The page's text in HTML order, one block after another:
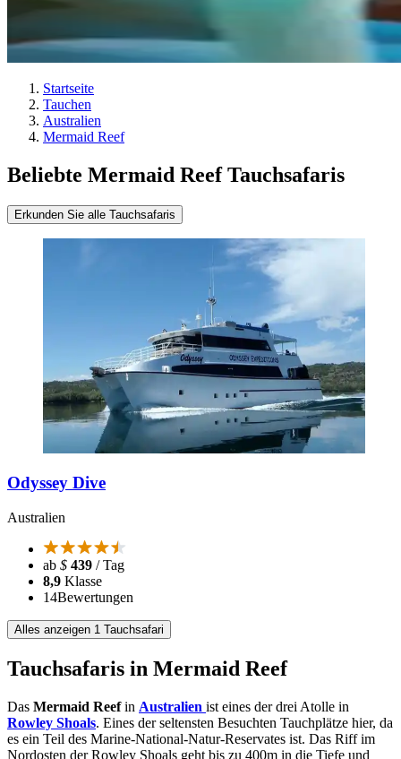
Startseite
Tauchen
Australien
Mermaid Reef
Beliebte Mermaid Reef Tauchsafaris
Erkunden Sie alle Tauchsafaris
Odyssey Dive
Australien
ab $ 439 / Tag
8,9 Klasse
14Bewertungen
Alles anzeigen 1 Tauchsafari
Tauchsafaris in Mermaid Reef
Das Mermaid Reefin Australien ist eines der drei Atolle in
Rowley Shoals. Eines der seltensten Besuchten Tauchplätze hier, da
es ein Teil des Marine-National-Natur-Reservates ist. Das Riff im
Nordosten der Rowley Shoals geht bis zu 400m in die Tiefe und